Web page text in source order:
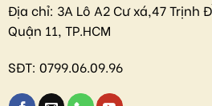
Địa chỉ: 3A Lô A2 Cư xá,47 Trịnh
Quận 11, TP.HCM
SĐT: 0799.06.09.96